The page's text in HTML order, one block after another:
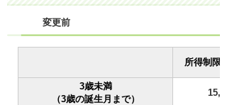
変更前
所得制限
3歳未満
（3歳の誕生月まで）